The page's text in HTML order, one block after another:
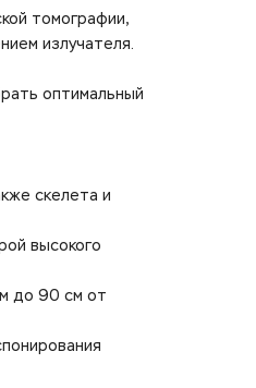
томографии,
излучателя.
оптимальный
скелета и
высокого
до 90 см от